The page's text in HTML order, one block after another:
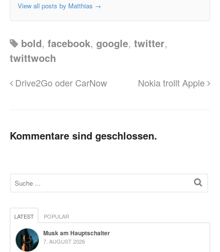
View all posts by Matthias →
bold, facebook, google, twitter,
twittwoch
Drive2Go oder CarNow Nokia trollt Apple
Kommentare sind geschlossen.
LATEST POPULAR
Musk am Hauptschalter
7. AUGUST 2026